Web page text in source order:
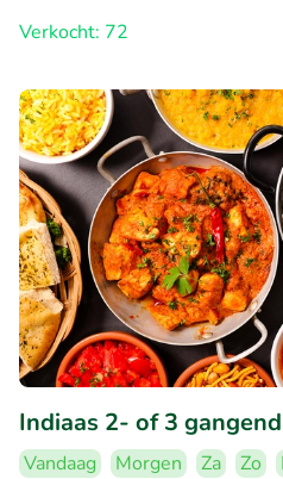
Verkocht: 72
Indiaas 2- of 3
Vandaag Morgen Za Zo